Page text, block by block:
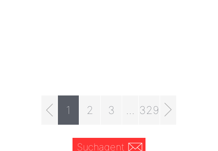
1 2 3 329
Suchagent